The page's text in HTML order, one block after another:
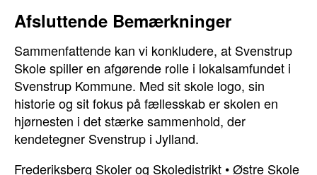
Afsluttende Bemærkninger
Sammenfattende kan vi konkludere, at Svenstrup
Skole spiller en afgørende rolle i lokalsamfundet i
Svenstrup Kommune. Med sit skole logo, sin
historie og sit fokus på fællesskab er skolen en
hjørnesten i det stærke sammenhold, der
kendetegner Svenstrup i Jylland.
Frederiksberg Skoler og Skoledistrikt •Østre Skole